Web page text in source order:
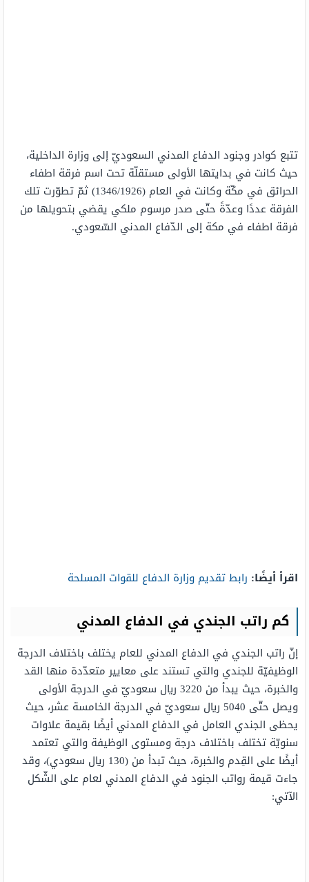
تتبع كوادر وجنود الدفاع المدني السعوديّ إلى وزارة الداخلية،
حيث كانت في بدايتها الأولى مستقلّة تحت اسم فرقة اطفاء
الحرائق في مكّة وكانت في العام (1346/1926) ثمّ تطوّرت تلك
الفرقة عددًا وعدّةً حتّى صدر مرسوم ملكي يقضي بتحويلها من
فرقة اطفاء في مكة إلى الدّفاع المدني السّعودي.
اقرأ أيضًا: رابط تقديم وزارة الدفاع للقوات المسلحة
كم راتب الجندي في الدفاع المدني
إنّ راتب الجندي في الدفاع المدني للعام يختلف باختلاف الدرجة
الوظيفيّة للجندي والتي تستند على معايير متعدّدة منها القد
والخبرة، حيث يبدأ من 3220 ريال سعوديّ في الدرجة الأولى
ويصل حتّى 5040 ريال سعوديّ في الدرجة الخامسة عشر، حيث
يحظى الجندي العامل في الدفاع المدني أيضًا بقيمة علاوات
سنويّة تختلف باختلاف درجة ومستوى الوظيفة والتي تعتمد
أيضًا على القِدم والخبرة، حيث تبدأ من (130 ريال سعودي)، وقد
جاءت قيمة رواتب الجنود في الدفاع المدني لعام على الشّكل
الآتي: